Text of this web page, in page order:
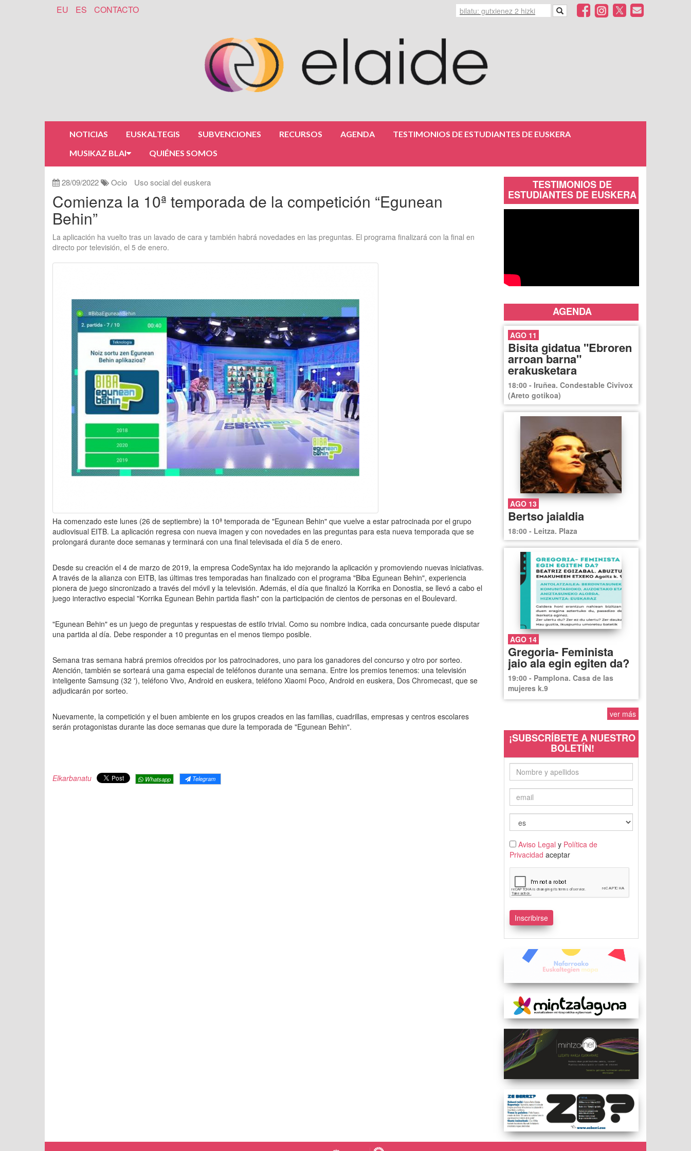
EU ES CONTACTO
NOTICIAS EUSKALTEGIS SUBVENCIONES RECURSOS AGENDA
TESTIMONIOS DE ESTUDIANTES DE EUSKERA
MUSIKAZ BLAI
QUIÉNES SOMOS
28/09/2022 Ocio Uso social del euskera
Comienza la 10ª temporada de la competición “Egunean
Behin”
La aplicación ha vuelto tras un lavado de cara y también habrá novedades en las preguntas. El programa finalizará con la final en
directo por televisión, el 5 de enero.
Ha comenzado este lunes (26 de septiembre) la 10ª temporada de "Egunean Behin" que vuelve a estar patrocinada por el grupo
audiovisual EITB. La aplicación regresa con nueva imagen y con novedades en las preguntas para esta nueva temporada que se
prolongará durante doce semanas y terminará con una final televisada el día 5 de enero.
Desde su creación el 4 de marzo de 2019, la empresa CodeSyntax ha ido mejorando la aplicación y promoviendo nuevas iniciativas.
A través de la alianza con EITB, las últimas tres temporadas han finalizado con el programa "Biba Egunean Behin", experiencia
pionera de juego sincronizado a través del móvil y la televisión. Además, el día que finalizó la Korrika en Donostia, se llevó a cabo el
juego interactivo especial "Korrika Egunean Behin partida flash" con la participación de cientos de personas en el Boulevard.
"Egunean Behin" es un juego de preguntas y respuestas de estilo trivial. Como su nombre indica, cada concursante puede disputar
una partida al día. Debe responder a 10 preguntas en el menos tiempo posible.
Semana tras semana habrá premios ofrecidos por los patrocinadores, uno para los ganadores del concurso y otro por sorteo.
Atención, también se sorteará una gama especial de teléfonos durante una semana. Entre los premios tenemos: una televisión
inteligente Samsung (32 '), teléfono Vivo, Android en euskera, teléfono Xiaomi Poco, Android en euskera, Dos Chromecast, que se
adjudicarán por sorteo.
Nuevamente, la competición y el buen ambiente en los grupos creados en las familias, cuadrillas, empresas y centros escolares
serán protagonistas durante las doce semanas que dure la temporada de "Egunean Behin".
Elkarbanatu Whatsapp Telegram
TESTIMONIOS DE
ESTUDIANTES DE EUSKERA
AGENDA
AGO 11
Bisita gidatua "Ebroren
arroan barna"
erakusketara
18:00 - Iruñea. Condestable Civivox
(Areto gotikoa)
AGO 13
Bertso jaialdia
18:00 - Leitza. Plaza
AGO 14
Gregoria- Feminista
jaio ala egin egiten da?
19:00 - Pamplona. Casa de las
mujeres k.9
ver más
¡SUBSCRÍBETE A NUESTRO
BOLETÍN!
Aviso Legal y Política de
Privacidad aceptar